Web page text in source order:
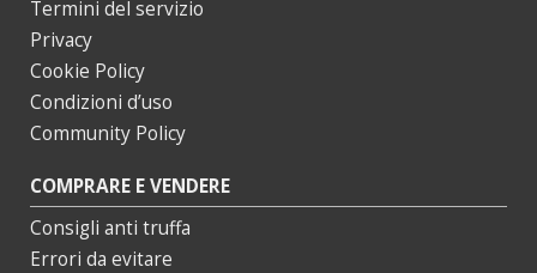
Termini del servizio
Privacy
Cookie Policy
Condizioni d’uso
Community Policy
COMPRARE E VENDERE
Consigli anti truffa
Errori da evitare